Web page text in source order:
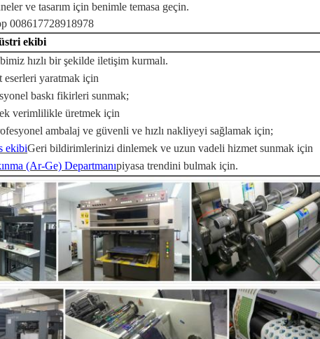
ve tasarım için benimle temasa geçin.
008617728918978
ekibi
hızlı bir şekilde iletişim kurmalı.
eserleri yaratmak için
baskı fikirleri sunmak;
verimlilikle üretmek için
ambalaj ve güvenli ve hızlı nakliyeyi sağlamak için;
ekibiGeri bildirimlerinizi dinlemek ve uzun vadeli hizmet sunmak için
(Ar-Ge) Departmanıpiyasa trendini bulmak için.